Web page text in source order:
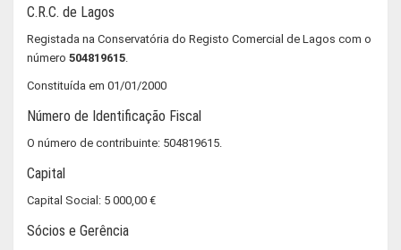
C.R.C. de Lagos
Registada na Conservatória do Registo Comercial de Lagos com o
número 504819615.
Constituída em 01/01/2000
Número de Identificação Fiscal
O número de contribuinte: 504819615.
Capital
Capital Social: 5 000,00 €
Sócios e Gerência